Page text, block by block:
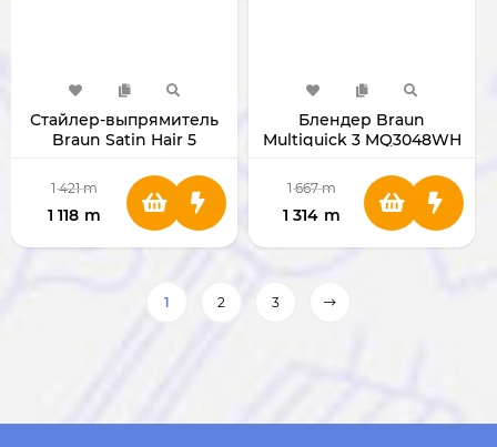
Стайлер-выпрямитель
Braun Satin Hair 5
1 421 m
1 118 m
Блендер Braun
Multiquick 3 MQ3048WH
1 667 m
1 314 m
1 2 3